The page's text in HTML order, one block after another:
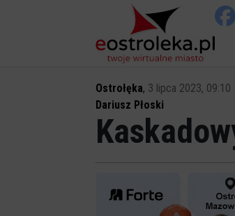
Ostrołęka, 3 lipca 2023, 09:10
Dariusz Płoski